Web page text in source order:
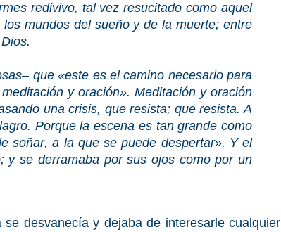
redivivo, tal vez resucitadocomo aquel
mundos del sueño y de la muerte; entre
que «este es el camino necesario para
y oración». Meditación y oración
una crisis, que resista; que resista. A
Porque la escena es tan grande como
soñar,a la que se puede despertar». Y el
se derramaba por sus ojos como por un
desvanecía y dejaba de interesarle cualquier